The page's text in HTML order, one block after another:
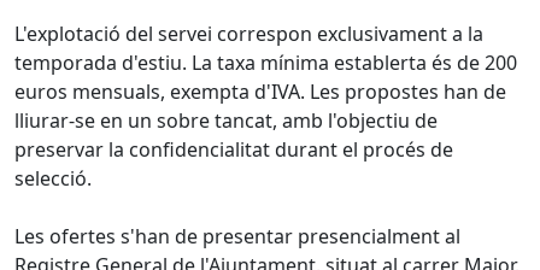
L'explotació del servei correspon exclusivament a la
temporada d'estiu. La taxa mínima establerta és de 200
euros mensuals, exempta d'IVA. Les propostes han de
lliurar-se en un sobre tancat, amb l'objectiu de
preservar la confidencialitat durant el procés de
selecció.
Les ofertes s'han de presentar presencialment al